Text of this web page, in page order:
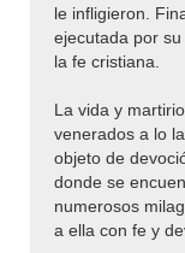
le infligieron.
ejecutada por
la fe cristiana.
La vida y
venerados a lo
objeto de
donde se
numerosos
a ella con fe y